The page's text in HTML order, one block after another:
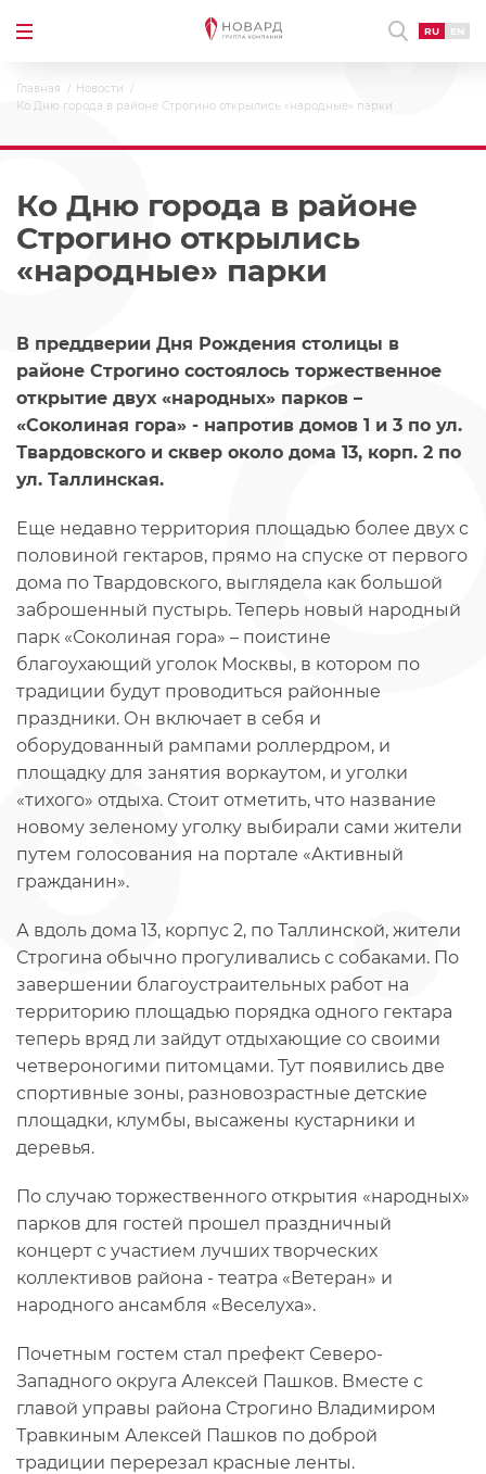
RU EN
Главная
Новости
Ко Дню города в районе Строгино открылись «народные» парки
Ко Дню города в районе
Строгино открылись
«народные» парки
В преддверии Дня Рождения столицы в
районе Строгино состоялось торжественное
открытие двух «народных» парков –
«Соколиная гора» - напротив домов 1 и 3 по ул.
Твардовского и сквер около дома 13, корп. 2 по
ул. Таллинская.
Еще недавно территория площадью более двух с
половиной гектаров, прямо на спуске от первого
дома по Твардовского, выглядела как большой
заброшенный пустырь. Теперь новый народный
парк «Соколиная гора» – поистине
благоухающий уголок Москвы, в котором по
традиции будут проводиться районные
праздники. Он включает в себя и
оборудованный рампами роллердром, и
площадку для занятия воркаутом, и уголки
«тихого» отдыха. Стоит отметить, что название
новому зеленому уголку выбирали сами жители
путем голосования на портале «Активный
гражданин».
А вдоль дома 13, корпус 2, по Таллинской, жители
Строгина обычно прогуливались с собаками. По
завершении благоустраительных работ на
территорию площадью порядка одного гектара
теперь вряд ли зайдут отдыхающие со своими
четвероногими питомцами. Тут появились две
спортивные зоны, разновозрастные детские
площадки, клумбы, высажены кустарники и
деревья.
По случаю торжественного открытия «народных»
парков для гостей прошел праздничный
концерт с участием лучших творческих
коллективов района - театра «Ветеран» и
народного ансамбля «Веселуха».
Почетным гостем стал префект Северо-
Западного округа Алексей Пашков. Вместе с
главой управы района Строгино Владимиром
Травкиным Алексей Пашков по доброй
традиции перерезал красные ленты.